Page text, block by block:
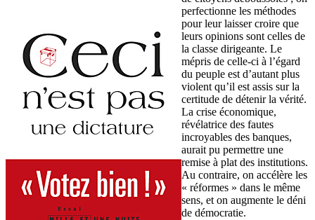
perfectionne les méthodes
pour leur laisser croire que
leurs opinions sont celles de
la classe dirigeante. Le
mépris de celle-ci à l’égard
du peuple est d’autant plus
violent qu’il est assis sur la
certitude de détenir la vérité.
La crise économique,
révélatrice des fautes
incroyables des banques,
aurait pu permettre une
remise à plat des institutions.
Au contraire, on accélère les
« réformes » dans le même
sens, et on augmente le déni
de démocratie.